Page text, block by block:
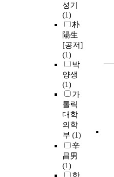
성기
(1)
朴
陽生
[공저]
(1)
박
양생
(1)
가
톨릭
대학
의학
부 (1)
辛
昌男
(1)